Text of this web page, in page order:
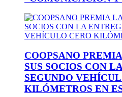
COOPSANO
SUS SOCIOS CON
SEGUNDO
KILÓMETROS EN